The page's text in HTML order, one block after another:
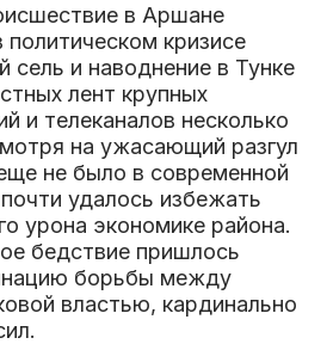
в Аршане
политическом кризисе
и наводнение в Тунке
лент крупных
и телеканалов несколько
на ужасающий разгул
не было в современной
удалось избежать
урона экономике района.
бедствие пришлось
борьбы между
властью, кардинально